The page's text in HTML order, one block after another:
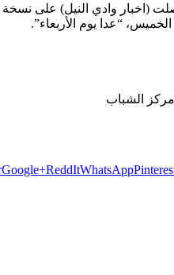
(اخبار وادي النيل) على نسخة
“عدا يوم الأربعاء”.
الشباب
Google+ReddItWhatsApp